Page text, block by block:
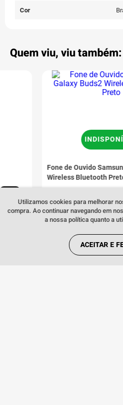
Fale comigo
clicando aqui
Cor
Quem viu, viu também:
Fone de Ouvido
Wireless Bluetooth
AVISE-ME
Utilizamos cookies para melhorar
compra. Ao continuar navegando em
a nossa política quanto a
ACEITAR E